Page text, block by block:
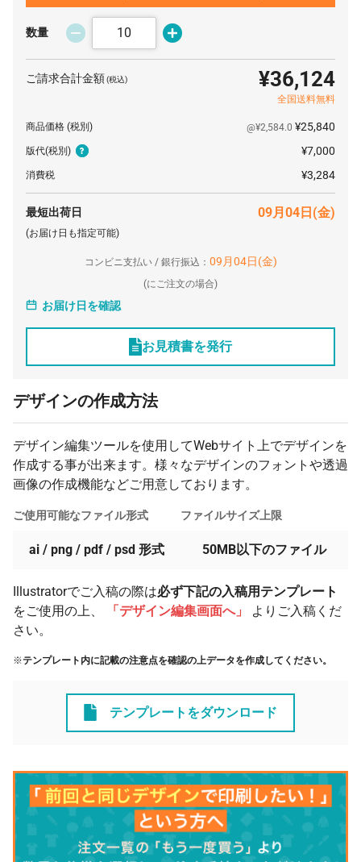
160 個 ¥431
170 個 ¥423 ¥7,700 ¥79,695
180 個 ¥7,700 ¥82,544
500 個 ¥204,050
3000 個
¥382 ¥7,700
数量
ご請求合計金額(税込) ¥36,124
全国送料無料
商品価格 (税別) @¥2,584.0 ¥25,840
版代(税別) ¥7,000
消費税 ¥3,284
最短出荷日 09月04日(金)
(お届け日も指定可能)
コンビニ支払い / 銀行振込： 09月04日(金)
(にご注文の場合)
お届け日を確認
お見積書を発行
デザインの作成方法
デザイン編集ツールを使用してWebサイト上でデザインを
作成する事が出来ます。様々なデザインのフォントや透過
画像の作成機能などご用意しております。
ご使用可能なファイル形式
ai / png / pdf / psd 形式
ファイルサイズ上限
50MB以下のファイル
Illustratorでご入稿の際は必ず下記の入稿用テンプレート
をご使用の上、
「デザイン編集画面へ」
よりご入稿くだ
さい。
※テンプレート内に記載の注意点を確認の上データを作成してください。
テンプレートをダウンロード